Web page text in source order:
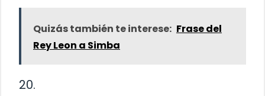
Quizás también te interese: Frase del
Rey Leon a Simba
20.